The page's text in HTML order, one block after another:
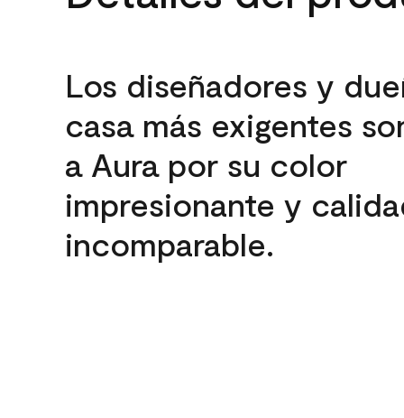
Los diseñadores y
casa más exigentes
a Aura por su color
impresionante y
incomparable.